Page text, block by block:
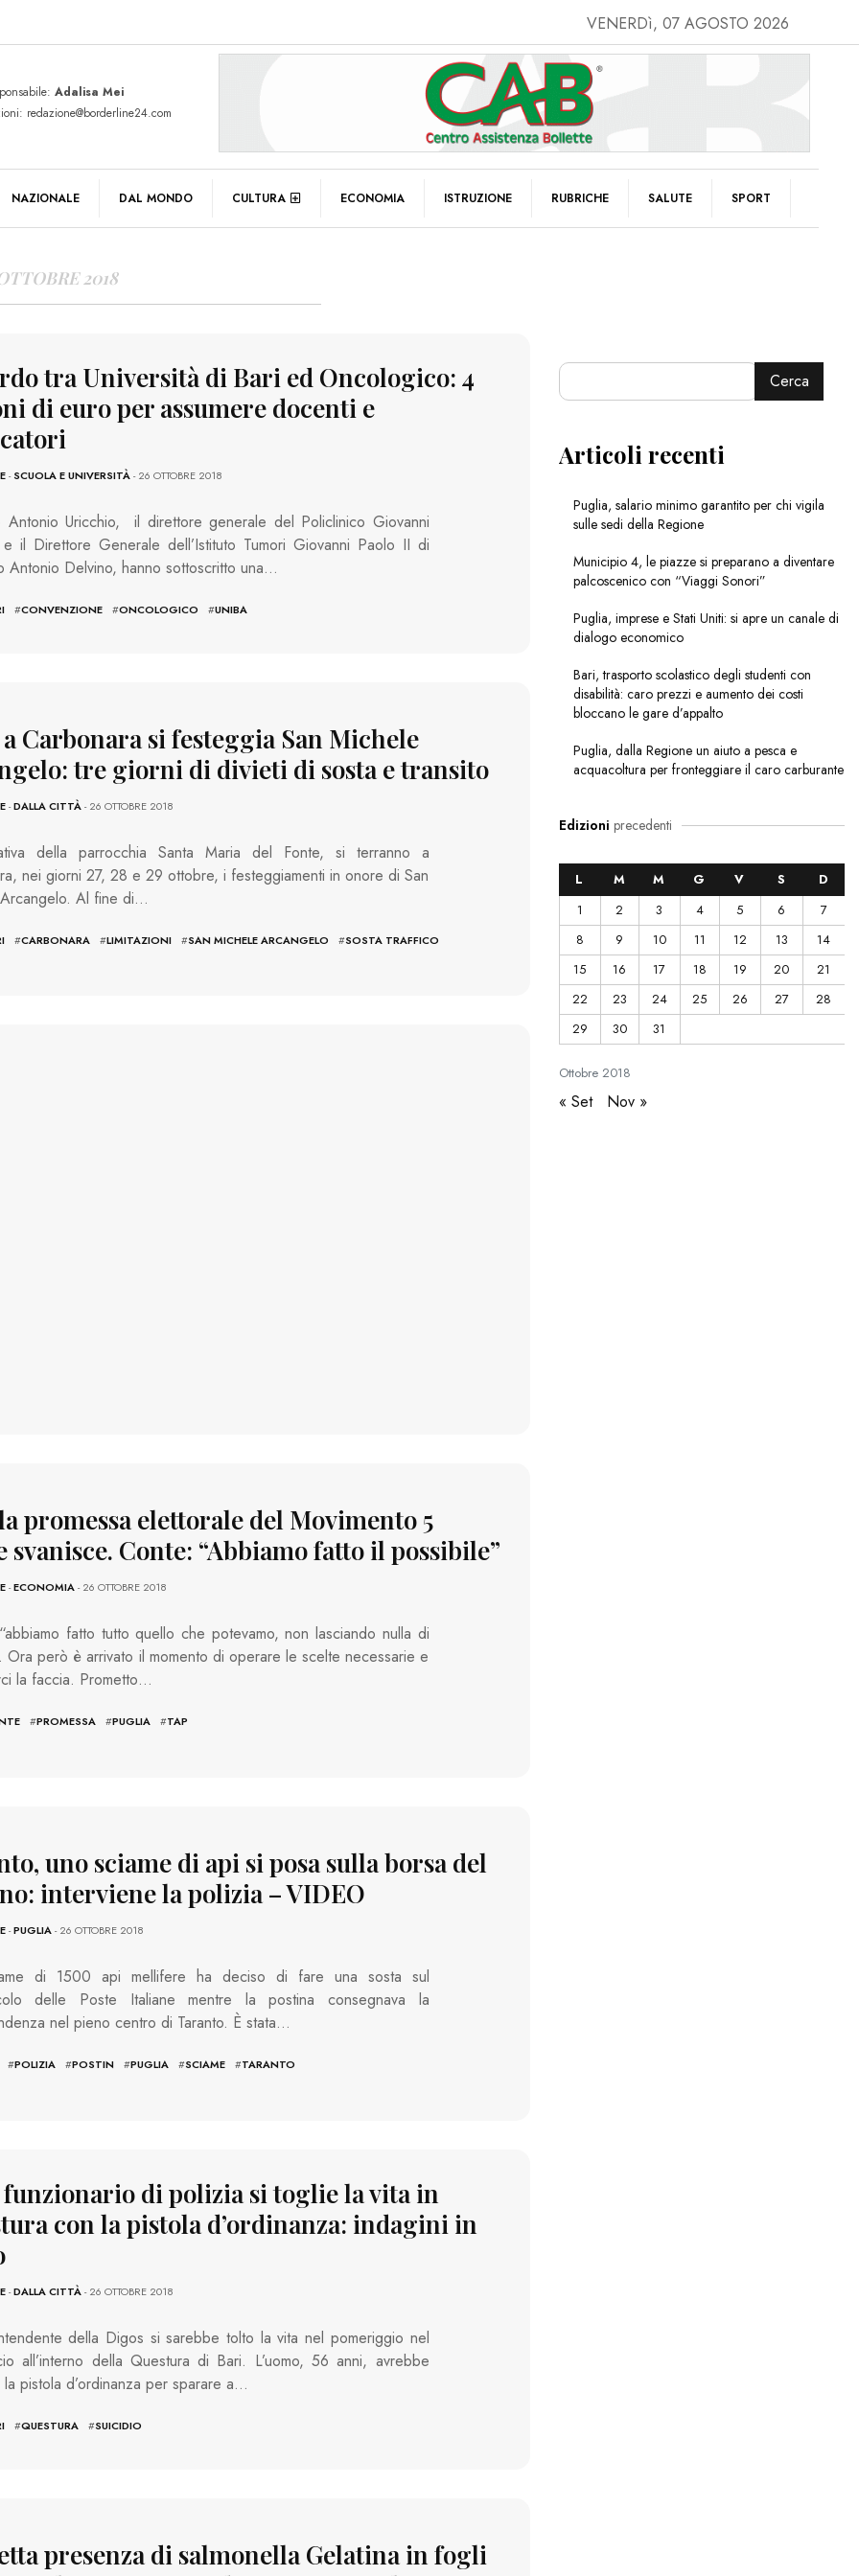
VENERDì, 07 AGOSTO 2026
Adalisa Mei
redazione@borderline24.com
NAZIONALE DAL MONDO CULTURA ECONOMIA ISTRUZIONE RUBRICHE SALUTE SPORT
ARCHIVES
2018
tra Università di Bari ed Oncologico: 4
di euro per assumere docenti e
-SCUOLA E UNIVERSITÀ- 26 OTTOBRE 2018
Antonio Uricchio, il direttore generale del Policlinico Giovanni
il Direttore Generale dell’Istituto Tumori Giovanni Paolo II di
Antonio Delvino, hanno sottoscritto una…
#CONVENZIONE #ONCOLOGICO #UNIBA
Carbonara si festeggia San Michele
tre giorni di divieti di sosta e transito
-DALLA CITTÀ- 26 OTTOBRE 2018
della parrocchia Santa Maria del Fonte, si terranno a
nei giorni 27, 28 e 29 ottobre, i festeggiamenti in onore di San
Al fine di…
#CARBONARA #LIMITAZIONI #SAN MICHELE ARCANGELO #SOSTA TRAFFICO
promessa elettorale del Movimento 5
svanisce. Conte: “Abbiamo fatto il possibile”
-ECONOMIA- 26 OTTOBRE 2018
fatto tutto quello che potevamo, non lasciando nulla di
Ora però è arrivato il momento di operare le scelte necessarie e
la faccia. Prometto…
#PROMESSA #PUGLIA #TAP
uno sciame di api si posa sulla borsa del
interviene la polizia – VIDEO
-PUGLIA- 26 OTTOBRE 2018
di 1500 api mellifere ha deciso di fare una sosta sul
delle Poste Italiane mentre la postina consegnava la
nel pieno centro di Taranto. È stata…
#POLIZIA #POSTIN #PUGLIA #SCIAME #TARANTO
di polizia si toglie la vita in
con la pistola d’ordinanza: indagini in
-DALLA CITTÀ- 26 OTTOBRE 2018
della Digos si sarebbe tolto la vita nel pomeriggio nel
all’interno della Questura di Bari. L’uomo, 56 anni, avrebbe
la pistola d’ordinanza per sparare a…
#QUESTURA #SUICIDIO
presenza di salmonella Gelatina in fogli
Cerca
Articoli recenti
Puglia, salario minimo garantito per chi vigila
sulle sedi della Regione
Municipio 4, le piazze si preparano a diventare
palcoscenico con “Viaggi Sonori”
Puglia, imprese e Stati Uniti: si apre un canale di
dialogo economico
Bari, trasporto scolastico degli studenti con
disabilità: caro prezzi e aumento dei costi
bloccano le gare d’appalto
Puglia, dalla Regione un aiuto a pesca e
acquacoltura per fronteggiare il caro carburante
Edizioni precedenti
Ottobre2018
L M M G V S
D
1
2 3 4 5 6
7
8
9 10 11 12 13
14
15
16 17 18 19 20
21
22
23 24 25 26 27
28
29
30 31
« Set Nov »